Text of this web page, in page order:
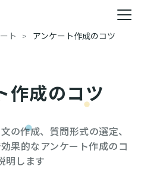
ト アンケート作成のコツ
作成のコツ
の作成、質問形式の選定、
果的なアンケート作成のコ
明します